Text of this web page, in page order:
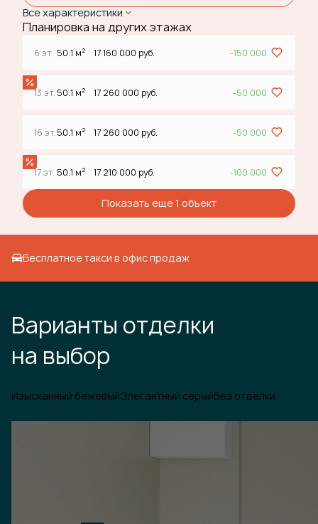
Все характеристики
Планировка на других этажах
6 эт. 50.1 м2 17 160 000 руб. -150 000
13 эт. 50.1 м2 17 260 000 руб. -50 000
16 эт.50.1 м2 17 260 000 руб. -50 000
17 эт. 50.1 м2 17 210 000 руб. -100 000
Показать еще 1 объект
Бесплатное такси в офис продаж
Варианты отделки
на выбор
Изысканный бежевыйЭлегантный серыйБез отделки